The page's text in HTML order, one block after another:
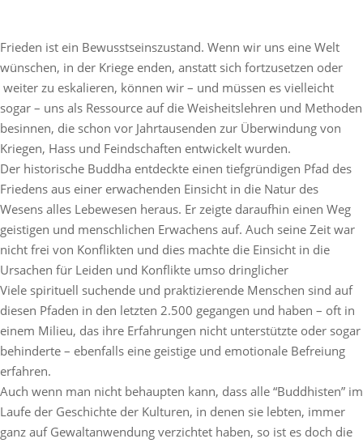
Frieden ist ein Bewusstseinszustand. Wenn wir uns eine Welt
wünschen, in der Kriege enden, anstatt sich fortzusetzen oder
weiter zu eskalieren, können wir – und müssen es vielleicht
sogar – uns als Ressource auf die Weisheitslehren und Methoden
besinnen, die schon vor Jahrtausenden zur Überwindung von
Kriegen, Hass und Feindschaften entwickelt wurden.
Der historische Buddha entdeckte einen tiefgründigen Pfad des
Friedens aus einer erwachenden Einsicht in die Natur des
Wesens alles Lebewesen heraus. Er zeigte daraufhin einen Weg
geistigen und menschlichen Erwachens auf. Auch seine Zeit war
nicht frei von Konflikten und dies machte die Einsicht in die
Ursachen für Leiden und Konflikte umso dringlicher
Viele spirituell suchende und praktizierende Menschen sind auf
diesen Pfaden in den letzten 2.500 gegangen und haben – oft in
einem Milieu, das ihre Erfahrungen nicht unterstützte oder sogar
behinderte – ebenfalls eine geistige und emotionale Befreiung
erfahren.
Auch wenn man nicht behaupten kann, dass alle “Buddhisten” im
Laufe der Geschichte der Kulturen, in denen sie lebten, immer
ganz auf Gewaltanwendung verzichtet haben, so ist es doch die